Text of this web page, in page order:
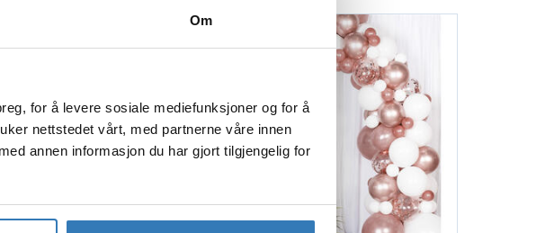
Om
for å levere sosiale mediefunksjoner og for å
nettstedet vårt, med partnerne våre innen
annen informasjon du har gjort tilgjengelig for